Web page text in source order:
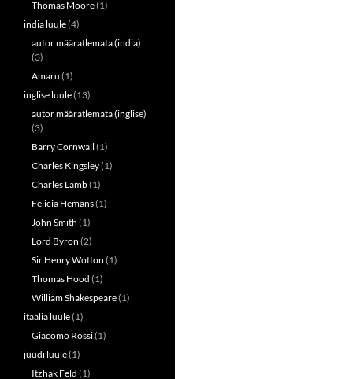
Thomas Moore(1)
india luule(4)
autor määratlemata (india)
(3)
Amaru (1)
inglise luule(13)
autor määratlemata (inglise)
(3)
Barry Cornwall (1)
Charles Kingsley(1)
Charles Lamb(1)
Felicia Hemans(1)
John Smith (1)
Lord Byron (2)
Sir Henry Wotton (1)
Thomas Hood (1)
William Shakespeare(1)
itaalia luule(1)
Giacomo Rossi(1)
juudi luule(1)
Itzhak Feld (1)